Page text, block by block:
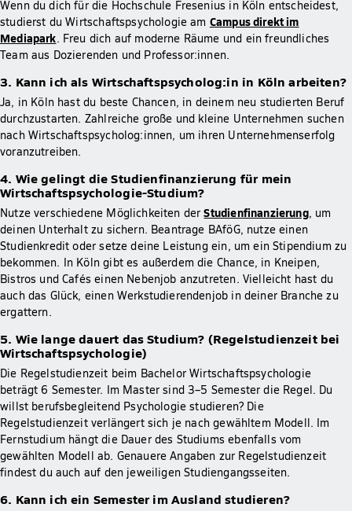
Wenn du dich für die Hochschule Fresenius in Köln entscheidest,
studierst du Wirtschaftspsychologie am Campus direkt im
Mediapark. Freu dich auf moderne Räume und ein freundliches
Team aus Dozierenden und Professor:innen.
3. Kann ich als Wirtschaftspsycholog:in in Köln arbeiten?
Ja, in Köln hast du beste Chancen, in deinem neu studierten Beruf
durchzustarten. Zahlreiche große und kleine Unternehmen suchen
nach Wirtschaftspsycholog:innen, um ihren Unternehmenserfolg
voranzutreiben.
4. Wie gelingt die Studienfinanzierung für mein
Wirtschaftspsychologie-Studium?
Nutze verschiedene Möglichkeiten derStudienfinanzierung, um
deinen Unterhalt zu sichern. Beantrage BAföG, nutze einen
Studienkredit oder setze deine Leistung ein, um ein Stipendium zu
bekommen. In Köln gibt es außerdem die Chance, in Kneipen,
Bistros und Cafés einen Nebenjob anzutreten. Vielleicht hast du
auch das Glück, einen Werkstudierendenjob in deiner Branche zu
ergattern.
5. Wie lange dauert das Studium? (Regelstudienzeit bei
Wirtschaftspsychologie)
Die Regelstudienzeit beim Bachelor Wirtschaftspsychologie
beträgt 6 Semester. Im Master sind 3–5 Semester die Regel. Du
willst berufsbegleitend Psychologie studieren? Die
Regelstudienzeit verlängert sich je nach gewähltem Modell. Im
Fernstudium hängt die Dauer des Studiums ebenfalls vom
gewählten Modell ab. Genauere Angaben zur Regelstudienzeit
findest du auch auf den jeweiligen Studiengangsseiten.
6. Kann ich ein Semester im Ausland studieren?